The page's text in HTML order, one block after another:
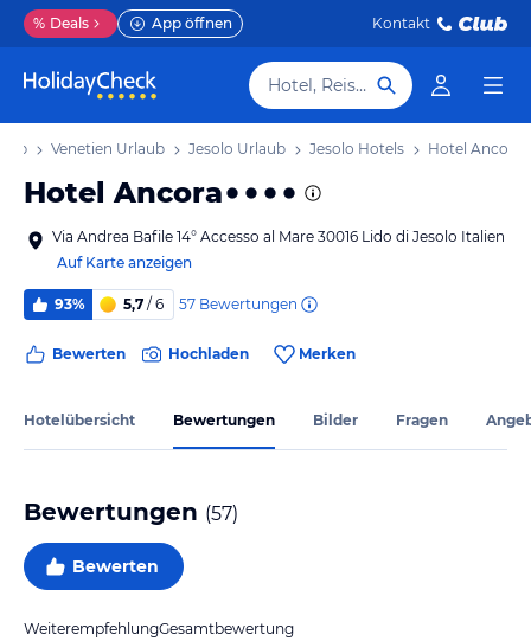
% Deals App öffnen Kontakt
Hotel, Reiseziel
Venetien Urlaub Jesolo Urlaub Jesolo Hotels Hotel Ancora
Hotel Ancora
Via Andrea Bafile 14° Accesso al Mare 30016 Lido di Jesolo Italien
Auf Karte anzeigen
93% 5,7 / 6 57 Bewertungen
Bewerten Hochladen Merken
Hotelübersicht Bewertungen Bilder Fragen
Bewertungen (57)
Bewerten
WeiterempfehlungGesamtbewertung